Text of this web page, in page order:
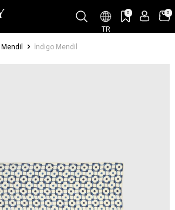
TR
0 0
Mendil İndigo Mendil